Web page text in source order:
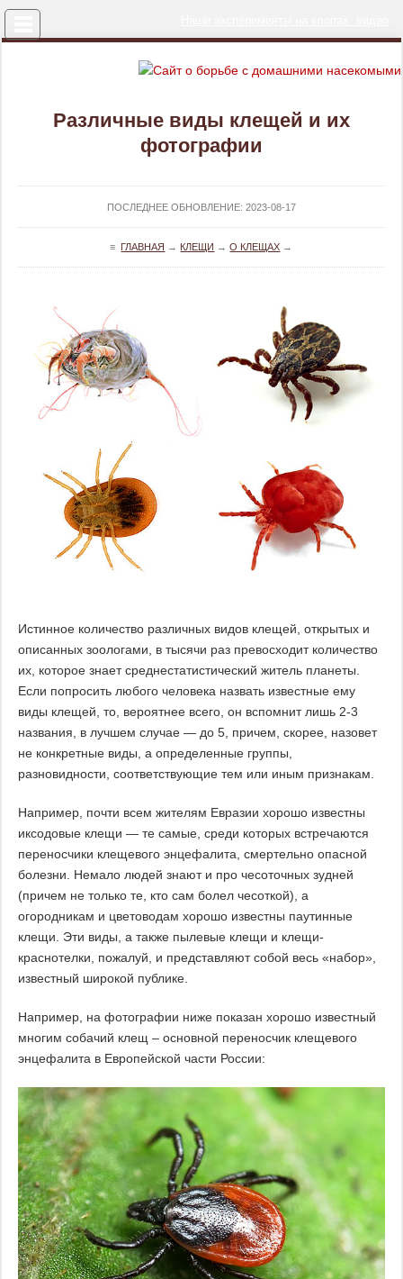
Различные виды клещей и их
фотографии
ПОСЛЕДНЕЕ ОБНОВЛЕНИЕ: 2023-08-17
≡ ГЛАВНАЯ → КЛЕЩИ →О КЛЕЩАХ →
Истинное количество различных видов клещей, открытых и
описанных зоологами, в тысячи раз превосходит количество
их, которое знает среднестатистический житель планеты.
Если попросить любого человека назвать известные ему
виды клещей, то, вероятнее всего, он вспомнит лишь 2-3
названия, в лучшем случае — до 5, причем, скорее, назовет
не конкретные виды, а определенные группы,
разновидности, соответствующие тем или иным признакам.
Например, почти всем жителям Евразии хорошо известны
иксодовые клещи — те самые, среди которых встречаются
переносчики клещевого энцефалита, смертельно опасной
болезни. Немало людей знают и про чесоточных зудней
(причем не только те, кто сам болел чесоткой), а
огородникам и цветоводам хорошо известны паутинные
клещи. Эти виды, а также пылевые клещи и клещи-
краснотелки, пожалуй, и представляют собой весь «набор»,
известный широкой публике.
Например, на фотографии ниже показан хорошо известный
многим собачий клещ – основной переносчик клещевого
энцефалита в Европейской части России: